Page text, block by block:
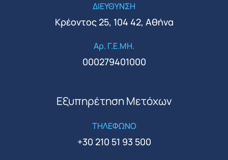
ΔΙΕΥΘΥΝΣΗ
Κρέοντος 25, 104 42, Αθήνα
Αρ. Γ.Ε.ΜΗ.
000279401000
Εξυπηρέτηση Μετόχων
ΤΗΛΕΦΩΝΟ
+30 210 51 93 500